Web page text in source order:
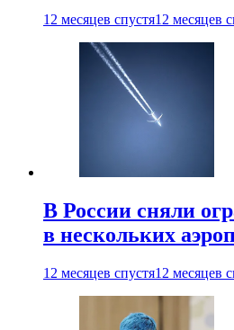
12 месяцев спустя12 месяцев
В России сняли
в нескольких
12 месяцев спустя12 месяцев